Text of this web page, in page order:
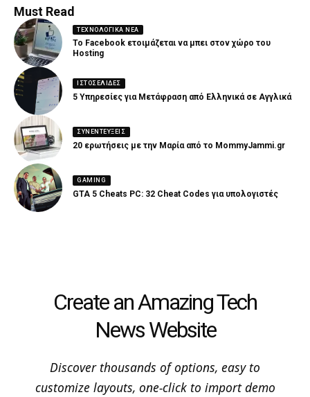
Must Read
ΤΕΧΝΟΛΟΓΙΚΆ ΝΈΑ
Το Facebook ετοιμάζεται να μπει στον χώρο του
Hosting
ΙΣΤΟΣΕΛΊΔΕΣ
5 Υπηρεσίες για Μετάφραση από Ελληνικά σε Αγγλικά
ΣΥΝΕΝΤΕΎΞΕΙΣ
20 ερωτήσεις με την Μαρία από το MommyJammi.gr
GAMING
GTA 5 Cheats PC: 32 Cheat Codes για υπολογιστές
Create an Amazing Tech
News Website
Discover thousands of options, easy to
customize layouts, one-click to import demo